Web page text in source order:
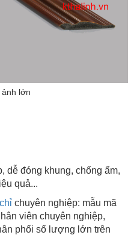
ảnh lớn
dễ đóng khung, chống ẩm,
quả...
chuyên nghiệp: mẫu mã
viên chuyên nghiệp,
phối số lượng lớn trên